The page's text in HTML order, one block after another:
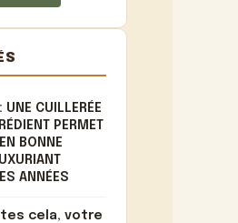
UNE CUILLERÉE
PERMET
BONNE
ANNÉES
cela, votre